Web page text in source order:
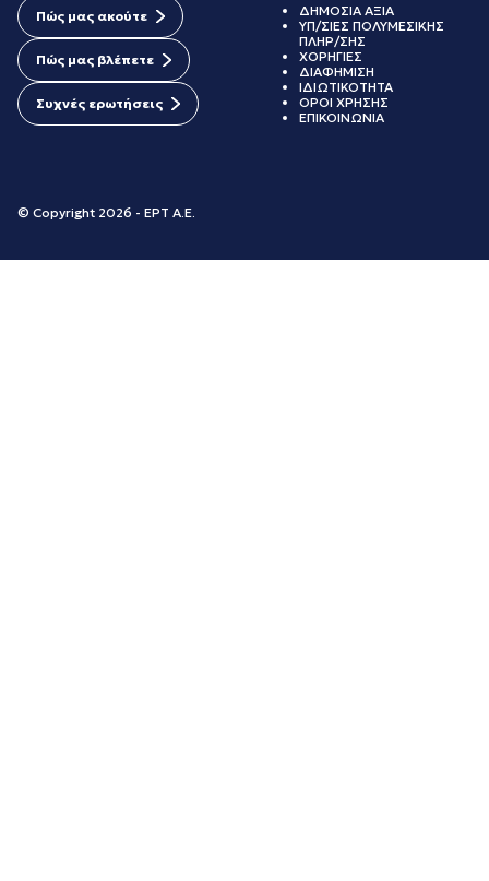
Πώς μας ακούτε
Πώς μας βλέπετε
Συχνές ερωτήσεις
© Copyright 2026 - ΕΡΤ Α.Ε.
ΔΗΜΟΣΙΑ ΑΞΙΑ
ΥΠ/ΣΙΕΣ ΠΟΛΥΜΕΣΙΚΗΣ
ΠΛΗΡ/ΣΗΣ
ΧΟΡΗΓΙΕΣ
ΔΙΑΦΗΜΙΣΗ
ΙΔΙΩΤΙΚΟΤΗΤΑ
ΟΡΟΙ ΧΡΗΣΗΣ
ΕΠΙΚΟΙΝΩΝΙΑ